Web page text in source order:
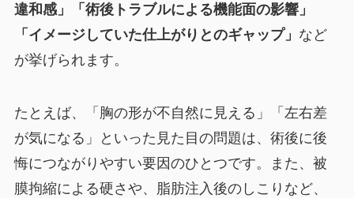
違和感」「術後トラブルによる機能面の影響」
「イメージしていた仕上がりとのギャップ」 など
が挙げられます。
たとえば、「胸の形が不自然に見える」「左右差
が気になる」といった見た目の問題は、術後に後
悔につながりやすい要因のひとつです。また、被
膜拘縮による硬さや、脂肪注入後のしこりなど、